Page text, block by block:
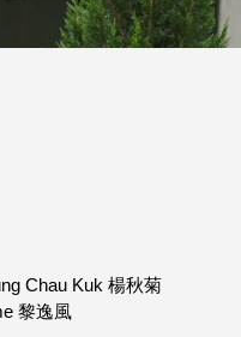
Chau Kuk 楊秋菊
黎逸風